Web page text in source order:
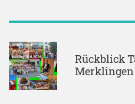
Rückblick
Merklingen